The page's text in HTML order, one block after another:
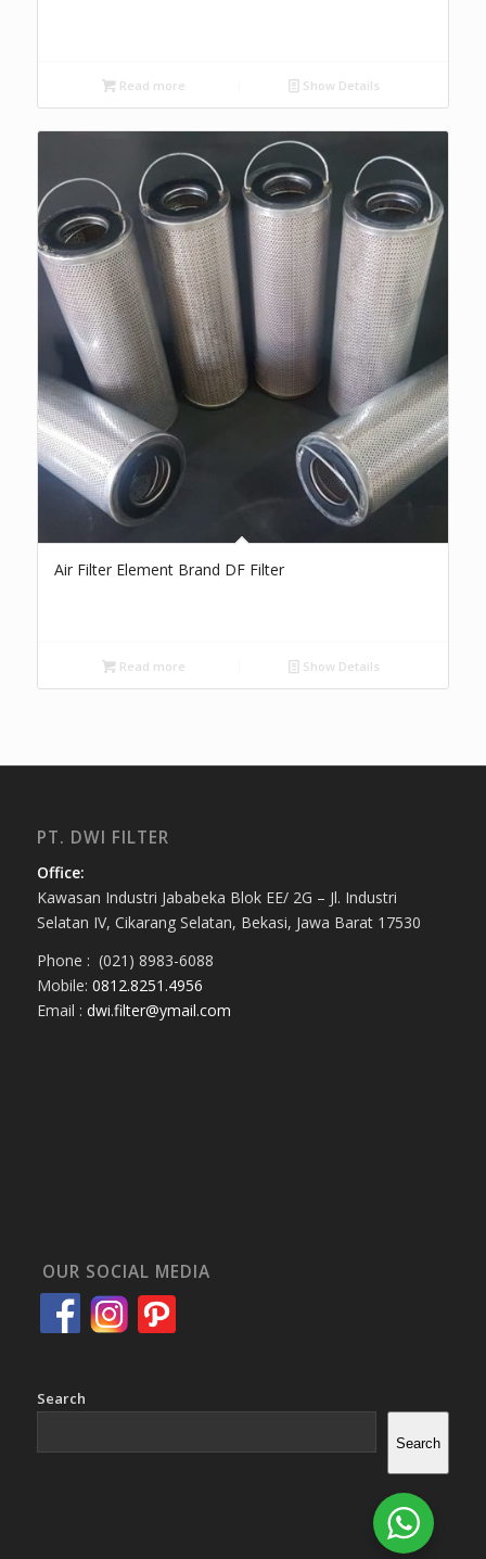
Read more Show Details
Air Filter Element Brand DF Filter
Read more Show Details
PT. DWI FILTER
Office:
Kawasan Industri Jababeka Blok EE/ 2G – Jl. Industri
Selatan IV, Cikarang Selatan, Bekasi, Jawa Barat 17530
Phone : (021) 8983-6088
Mobile: 0812.8251.4956
Email : dwi.filter@ymail.com
OUR SOCIAL MEDIA
Search
Search